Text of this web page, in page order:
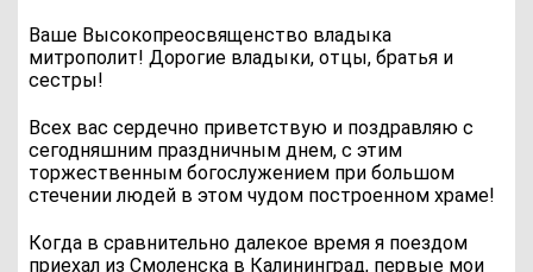
Ваше Высокопреосвященство владыка
митрополит! Дорогие владыки, отцы, братья и
сестры!
Всех вас сердечно приветствую и поздравляю с
сегодняшним праздничным днем, с этим
торжественным богослужением при большом
стечении людей в этом чудом построенном храме!
Когда в сравнительно далекое время я поездом
приехал из Смоленска в Калининград, первые мои